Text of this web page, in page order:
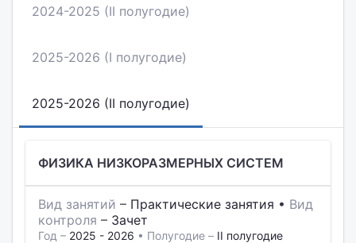
2024-2025 (II полугодие)
2025-2026 (I полугодие)
2025-2026 (II полугодие)
ФИЗИКА НИЗКОРАЗМЕРНЫХ СИСТЕМ
Вид занятий – Практические занятия • Вид
контроля – Зачет
Год – 2025 - 2026 • Полугодие – II полугодие